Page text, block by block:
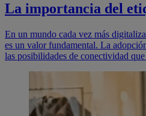
La importancia del
En un mundo cada vez más
es un valor fundamental. La
las posibilidades de conectividad